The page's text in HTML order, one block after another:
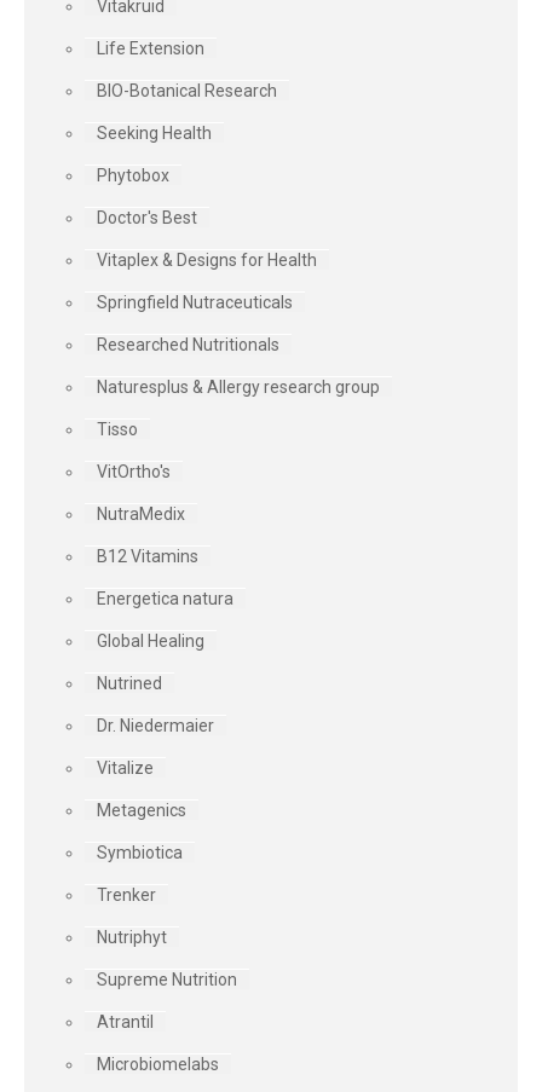
Vitakruid
Life Extension
BIO-Botanical Research
Seeking Health
Phytobox
Doctor's Best
Vitaplex & Designs for Health
Springfield Nutraceuticals
Researched Nutritionals
Naturesplus & Allergy research group
Tisso
VitOrtho's
NutraMedix
B12 Vitamins
Energetica natura
Global Healing
Nutrined
Dr. Niedermaier
Vitalize
Metagenics
Symbiotica
Trenker
Nutriphyt
Supreme Nutrition
Atrantil
Microbiomelabs